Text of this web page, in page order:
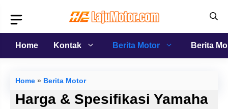
isi
Home
Kontak Berita Motor Berita
Home » Berita Motor
Harga & Spesifikasi Yamaha